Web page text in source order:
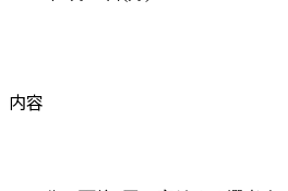
内容